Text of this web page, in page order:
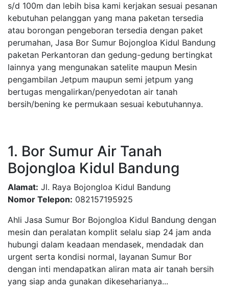
s/d 100m dan lebih bisa kami kerjakan sesuai pesanan
kebutuhan pelanggan yang mana paketan tersedia
atau borongan pengeboran tersedia dengan paket
perumahan, Jasa Bor Sumur Bojongloa Kidul Bandung
paketan Perkantoran dan gedung-gedung bertingkat
lainnya yang mengunakan satelite maupun Mesin
pengambilan Jetpum maupun semi jetpum yang
bertugas mengalirkan/penyedotan air tanah
bersih/bening ke permukaan sesuai kebutuhannya.
1. Bor Sumur Air Tanah
Bojongloa Kidul Bandung
Alamat: Jl. Raya Bojongloa Kidul Bandung
Nomor Telepon: 082157195925
Ahli Jasa Sumur Bor Bojongloa Kidul Bandung dengan
mesin dan peralatan komplit selalu siap 24 jam anda
hubungi dalam keadaan mendasek, mendadak dan
urgent serta kondisi normal, layanan Sumur Bor
dengan inti mendapatkan aliran mata air tanah bersih
yang siap anda gunakan dikeseharianya...